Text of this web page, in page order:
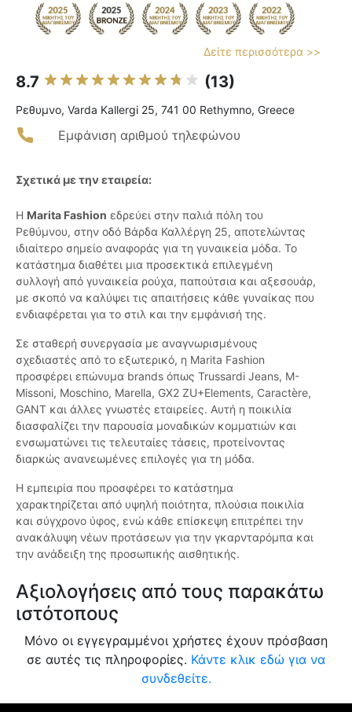
Δείτε περισσότερα >>
8.7 (13)
Ρεθυμνο, Varda Kallergi 25, 741 00 Rethymno, Greece
Εμφάνιση αριθμού τηλεφώνου
Σχετικά με την εταιρεία:
Η Marita Fashion εδρεύει στην παλιά πόλη του
Ρεθύμνου, στην οδό Βάρδα Καλλέργη 25, αποτελώντας
ιδιαίτερο σημείο αναφοράς για τη γυναικεία μόδα. Το
κατάστημα διαθέτει μια προσεκτικά επιλεγμένη
συλλογή από γυναικεία ρούχα, παπούτσια και αξεσουάρ,
με σκοπό να καλύψει τις απαιτήσεις κάθε γυναίκας που
ενδιαφέρεται για το στιλ και την εμφάνισή της.
Σε σταθερή συνεργασία με αναγνωρισμένους
σχεδιαστές από το εξωτερικό, η Marita Fashion
προσφέρει επώνυμα brands όπως Trussardi Jeans, M-
Missoni, Moschino, Marella, GX2 ZU+Elements, Caractère,
GANT και άλλες γνωστές εταιρείες. Αυτή η ποικιλία
διασφαλίζει την παρουσία μοναδικών κομματιών και
ενσωματώνει τις τελευταίες τάσεις, προτείνοντας
διαρκώς ανανεωμένες επιλογές για τη μόδα.
Η εμπειρία που προσφέρει το κατάστημα
χαρακτηρίζεται από υψηλή ποιότητα, πλούσια ποικιλία
και σύγχρονο ύφος, ενώ κάθε επίσκεψη επιτρέπει την
ανακάλυψη νέων προτάσεων για την γκαρνταρόμπα και
την ανάδειξη της προσωπικής αισθητικής.
Αξιολογήσεις από τους παρακάτω
ιστότοπους
Μόνο οι εγγεγραμμένοι χρήστες έχουν πρόσβαση
σε αυτές τις πληροφορίες. Κάντε κλικ εδώ για να
συνδεθείτε.